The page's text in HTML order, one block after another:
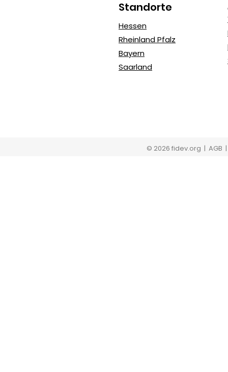
Standorte
Hessen
Rheinland Pfalz
Bayern
Saarland
© 2026 fidev.org | AGB